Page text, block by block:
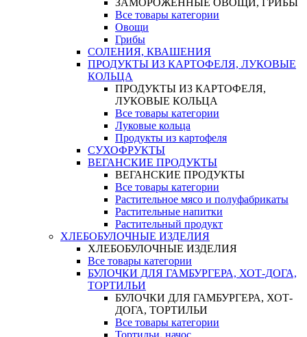
ЗАМОРОЖЕННЫЕ ОВОЩИ, ГРИБЫ
Все товары категории
Овощи
Грибы
СОЛЕНИЯ, КВАШЕНИЯ
ПРОДУКТЫ ИЗ КАРТОФЕЛЯ, ЛУКОВЫЕ
КОЛЬЦА
ПРОДУКТЫ ИЗ КАРТОФЕЛЯ,
ЛУКОВЫЕ КОЛЬЦА
Все товары категории
Луковые кольца
Продукты из картофеля
СУХОФРУКТЫ
ВЕГАНСКИЕ ПРОДУКТЫ
ВЕГАНСКИЕ ПРОДУКТЫ
Все товары категории
Растительное мясо и полуфабрикаты
Растительные напитки
Растительный продукт
ХЛЕБОБУЛОЧНЫЕ ИЗДЕЛИЯ
ХЛЕБОБУЛОЧНЫЕ ИЗДЕЛИЯ
Все товары категории
БУЛОЧКИ ДЛЯ ГАМБУРГЕРА, ХОТ-ДОГА,
ТОРТИЛЬИ
БУЛОЧКИ ДЛЯ ГАМБУРГЕРА, ХОТ-
ДОГА, ТОРТИЛЬИ
Все товары категории
Тортильи, начос